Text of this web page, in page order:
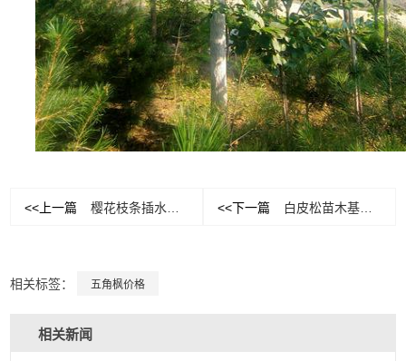
<<上一篇 樱花枝条插水里能不能活 <<下一篇 白皮松苗木基地的种植养护方法
相关标签： 五角枫价格
相关新闻